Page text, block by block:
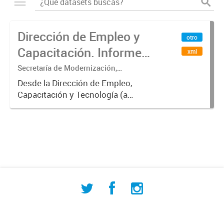
Dirección de Empleo y
Capacitación. Informe
final (2014-2017)
Secretaría de Modernización,
innovación, Desarrollo Tecnológico y
educación
Desde la Dirección de Empleo,
Capacitación y Tecnología (a
continuación se denominará
otro
xml